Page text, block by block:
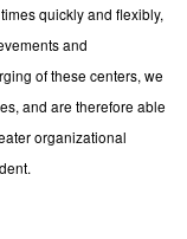
quickly and flexibly,
and
of these centers, we
and are therefore able
organizational